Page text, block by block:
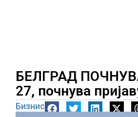
БЕЛГРАД
27, почнува
Бизнис